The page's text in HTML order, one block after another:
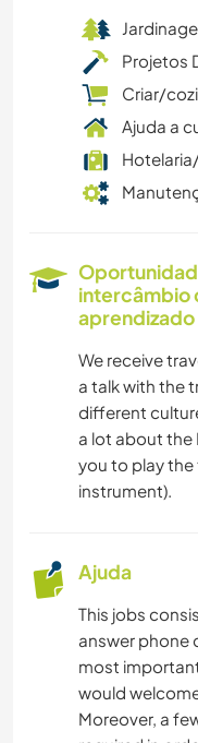
Projetos
Criar/
Ajuda a
intercâmbio
aprendizado
We receive
a talk with the
different
a lot about the
you to play
instrument).
Ajuda
This jobs
answer phone
most
would
Moreover, a